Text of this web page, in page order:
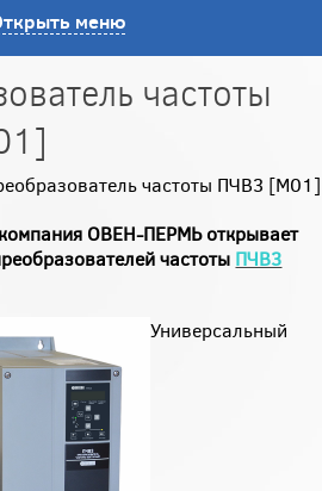
меню
частоты
частоты ПЧВ3 [М01]
ОВЕН-ПЕРМЬ открывает
частоты ПЧВ3
Универсальный